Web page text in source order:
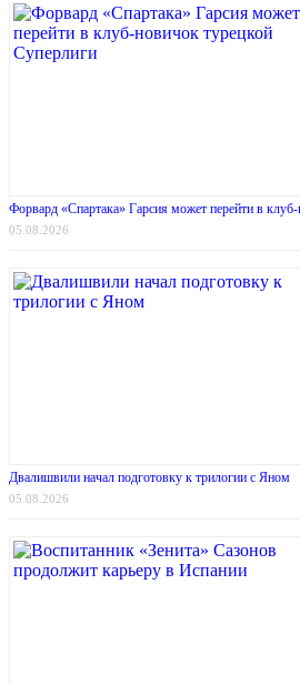
Форвард «Спартака» Гарсия может перейти в
05.08.2026
Двалишвили начал подготовку к трилогии с Яном
05.08.2026